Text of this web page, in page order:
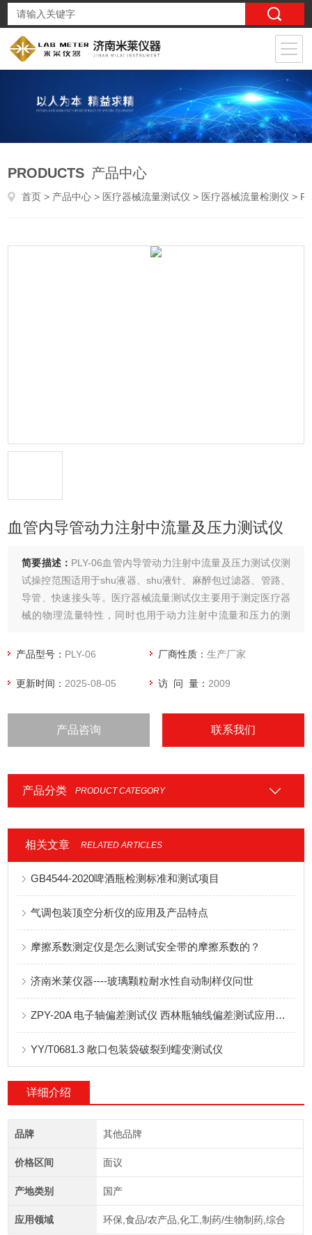
PRODUCTS 产品中心
首页 > 产品中心 > 医疗器械流量测试仪 > 医疗器械流量检测仪 > PLY-06血管内导管动力注射中流量及压力测试仪
血管内导管动力注射中流量及压力测试仪
简要描述： PLY-06血管内导管动力注射中流量及压力测试仪测
试操控范围适用于shu液器、shu液针、麻醉包过滤器、管路、
导管、快速接头等。医疗器械流量测试仪主要用于测定医疗器
械的物理流量特性，同时也用于动力注射中流量和压力的测
产品型号： PLY-06 厂商性质：生产厂家
更新时间： 2025-08-05 访 问 量： 2009
产品咨询 联系我们
产品分类 PRODUCT CATEGORY
相关文章 RELATED ARTICLES
GB4544-2020啤酒瓶检测标准和测试项目
气调包装顶空分析仪的应用及产品特点
摩擦系数测定仪是怎么测试安全带的摩擦系数的？
济南米莱仪器----玻璃颗粒耐水性自动制样仪问世
ZPY-20A 电子轴偏差测试仪 西林瓶轴线偏差测试应用方案
YY/T0681.3 敞口包装袋破裂到蠕变测试仪
详细介绍
品牌 其他品牌
价格区间 面议
产地类别 国产
应用领域 环保,食品/农产品,化工,制药/生物制药,综合